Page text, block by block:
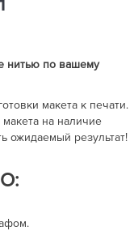
нитью по вашему
макета к печати.
на наличие
ожидаемый результат!